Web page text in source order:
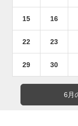
15 16
22 23
29 30
6月